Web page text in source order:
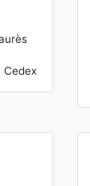
Cedex